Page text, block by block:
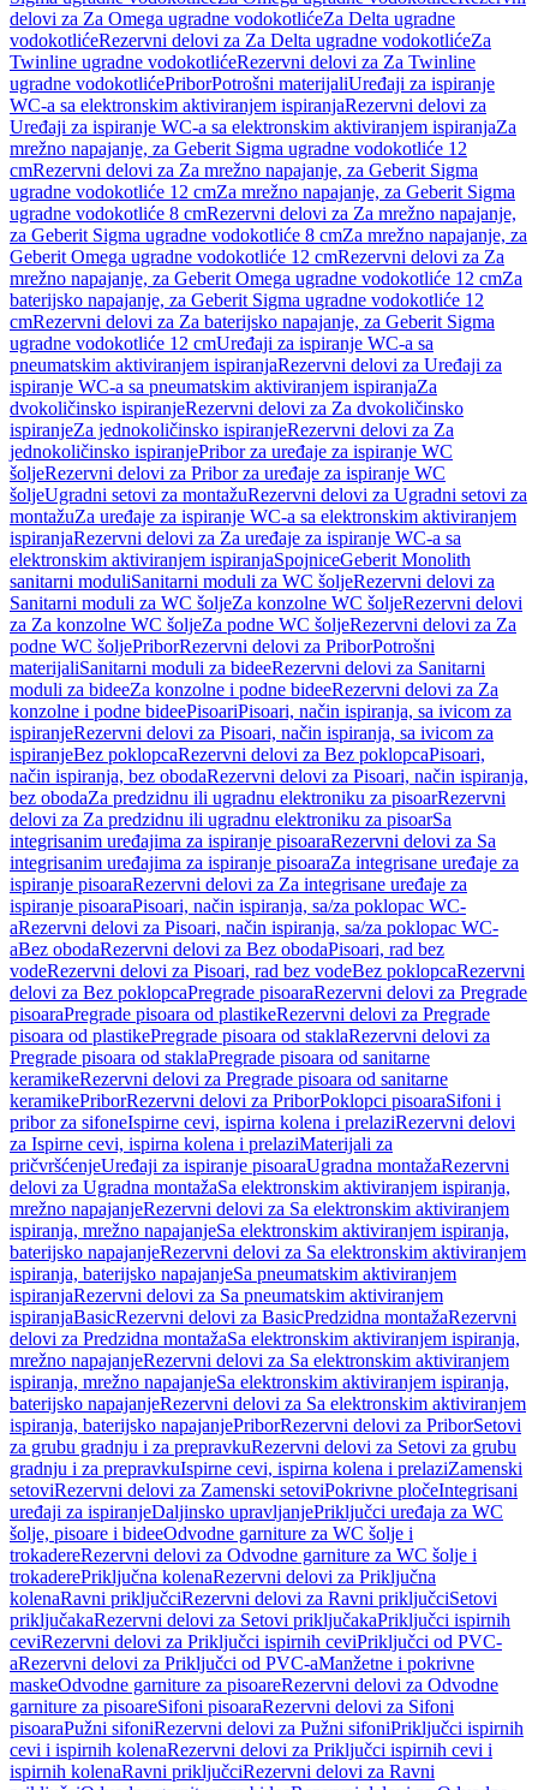
delovi za Za Omega ugradne vodokotlićeZa Delta ugradne
vodokotlićeRezervni delovi za Za Delta ugradne vodokotlićeZa
Twinline ugradne vodokotlićeRezervni delovi za Za Twinline
ugradne vodokotlićePriborPotrošni materijaliUređaji za ispiranje
WC-a sa elektronskim aktiviranjem ispiranjaRezervni delovi za
Uređaji za ispiranje WC-a sa elektronskim aktiviranjem ispiranjaZa
mrežno napajanje, za Geberit Sigma ugradne vodokotliće 12
cmRezervni delovi za Za mrežno napajanje, za Geberit Sigma
ugradne vodokotliće 12 cmZa mrežno napajanje, za Geberit Sigma
ugradne vodokotliće 8 cmRezervni delovi za Za mrežno napajanje,
za Geberit Sigma ugradne vodokotliće 8 cmZa mrežno napajanje, za
Geberit Omega ugradne vodokotliće 12 cmRezervni delovi za Za
mrežno napajanje, za Geberit Omega ugradne vodokotliće 12 cmZa
baterijsko napajanje, za Geberit Sigma ugradne vodokotliće 12
cmRezervni delovi za Za baterijsko napajanje, za Geberit Sigma
ugradne vodokotliće 12 cmUređaji za ispiranje WC-a sa
pneumatskim aktiviranjem ispiranjaRezervni delovi za Uređaji za
ispiranje WC-a sa pneumatskim aktiviranjem ispiranjaZa
dvokoličinsko ispiranjeRezervni delovi za Za dvokoličinsko
ispiranjeZa jednokoličinsko ispiranjeRezervni delovi za Za
jednokoličinsko ispiranjePribor za uređaje za ispiranje WC
šoljeRezervni delovi za Pribor za uređaje za ispiranje WC
šoljeUgradni setovi za montažuRezervni delovi za Ugradni setovi za
montažuZa uređaje za ispiranje WC-a sa elektronskim aktiviranjem
ispiranjaRezervni delovi za Za uređaje za ispiranje WC-a sa
elektronskim aktiviranjem ispiranjaSpojniceGeberit Monolith
sanitarni moduliSanitarni moduli za WC šoljeRezervni delovi za
Sanitarni moduli za WC šoljeZa konzolne WC šoljeRezervni delovi
za Za konzolne WC šoljeZa podne WC šoljeRezervni delovi za Za
podne WC šoljePriborRezervni delovi za PriborPotrošni
materijaliSanitarni moduli za bideeRezervni delovi za Sanitarni
moduli za bideeZa konzolne i podne bideeRezervni delovi za Za
konzolne i podne bideePisoariPisoari, način ispiranja, sa ivicom za
ispiranjeRezervni delovi za Pisoari, način ispiranja, sa ivicom za
ispiranjeBez poklopcaRezervni delovi za Bez poklopcaPisoari,
način ispiranja, bez obodaRezervni delovi za Pisoari, način ispiranja,
bez obodaZa predzidnu ili ugradnu elektroniku za pisoarRezervni
delovi za Za predzidnu ili ugradnu elektroniku za pisoarSa
integrisanim uređajima za ispiranje pisoaraRezervni delovi za Sa
integrisanim uređajima za ispiranje pisoaraZa integrisane uređaje za
ispiranje pisoaraRezervni delovi za Za integrisane uređaje za
ispiranje pisoaraPisoari, način ispiranja, sa/za poklopac WC-
aRezervni delovi za Pisoari, način ispiranja, sa/za poklopac WC-
aBez obodaRezervni delovi za Bez obodaPisoari, rad bez
vodeRezervni delovi za Pisoari, rad bez vodeBez poklopcaRezervni
delovi za Bez poklopcaPregrade pisoaraRezervni delovi za Pregrade
pisoaraPregrade pisoara od plastikeRezervni delovi za Pregrade
pisoara od plastikePregrade pisoara od staklaRezervni delovi za
Pregrade pisoara od staklaPregrade pisoara od sanitarne
keramikeRezervni delovi za Pregrade pisoara od sanitarne
keramikePriborRezervni delovi za PriborPoklopci pisoaraSifoni i
pribor za sifoneIspirne cevi, ispirna kolena i prelaziRezervni delovi
za Ispirne cevi, ispirna kolena i prelaziMaterijali za
pričvršćenjeUređaji za ispiranje pisoaraUgradna montažaRezervni
delovi za Ugradna montažaSa elektronskim aktiviranjem ispiranja,
mrežno napajanjeRezervni delovi za Sa elektronskim aktiviranjem
ispiranja, mrežno napajanjeSa elektronskim aktiviranjem ispiranja,
baterijsko napajanjeRezervni delovi za Sa elektronskim aktiviranjem
ispiranja, baterijsko napajanjeSa pneumatskim aktiviranjem
ispiranjaRezervni delovi za Sa pneumatskim aktiviranjem
ispiranjaBasicRezervni delovi za BasicPredzidna montažaRezervni
delovi za Predzidna montažaSa elektronskim aktiviranjem ispiranja,
mrežno napajanjeRezervni delovi za Sa elektronskim aktiviranjem
ispiranja, mrežno napajanjeSa elektronskim aktiviranjem ispiranja,
baterijsko napajanjeRezervni delovi za Sa elektronskim aktiviranjem
ispiranja, baterijsko napajanjePriborRezervni delovi za PriborSetovi
za grubu gradnju i za prepravkuRezervni delovi za Setovi za grubu
gradnju i za prepravkuIspirne cevi, ispirna kolena i prelaziZamenski
setoviRezervni delovi za Zamenski setoviPokrivne pločeIntegrisani
uređaji za ispiranjeDaljinsko upravljanjePriključci uređaja za WC
šolje, pisoare i bideeOdvodne garniture za WC šolje i
trokadereRezervni delovi za Odvodne garniture za WC šolje i
trokaderePriključna kolenaRezervni delovi za Priključna
kolenaRavni priključciRezervni delovi za Ravni priključciSetovi
priključakaRezervni delovi za Setovi priključakaPriključci ispirnih
ceviRezervni delovi za Priključci ispirnih ceviPriključci od PVC-
aRezervni delovi za Priključci od PVC-aManžetne i pokrivne
maskeOdvodne garniture za pisoareRezervni delovi za Odvodne
garniture za pisoareSifoni pisoaraRezervni delovi za Sifoni
pisoaraPužni sifoniRezervni delovi za Pužni sifoniPriključci ispirnih
cevi i ispirnih kolenaRezervni delovi za Priključci ispirnih cevi i
ispirnih kolenaRavni priključciRezervni delovi za Ravni